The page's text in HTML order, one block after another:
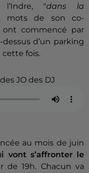
l’Indre, "dans la
mots de son co-
ont commencé par
d’un parking
cette fois.
JO des DJ
au mois de juin
vont s’affronter le
de 19h. Chacun va